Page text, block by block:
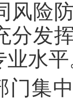
风险
分发
业水
门集